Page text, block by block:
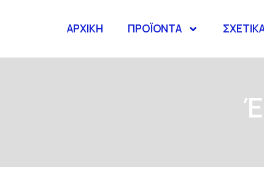
ΑΡΧΙΚΗ ΠΡΟΪΟΝΤΑ